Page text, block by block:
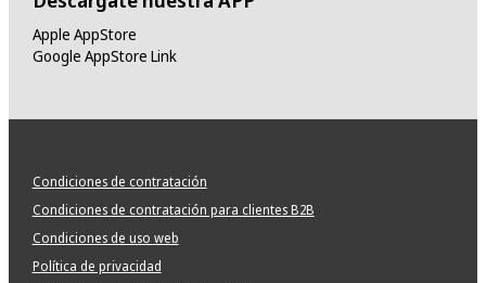
Apple AppStore
Google AppStore Link
Condiciones de contratación
Condiciones de contratación para clientes B2B
Condiciones de uso web
Política de privacidad